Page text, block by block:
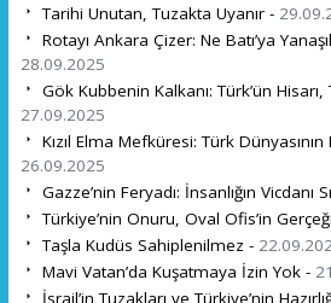
Tarihi Unutan, Tuzakta Uyanır -
Rotayı Ankara Çizer: Ne Batı’ya
28.09.2025
Gök Kubbenin Kalkanı: Türk’ün Hisarı,
27.09.2025
Kızıl Elma Mefküresi: Türk Dünyasının
26.09.2025
Gazze’nin Feryadı: İnsanlığın Vicdanı
Türkiye’nin Onuru, Oval Ofis’in
Taşla Kudüs Sahiplenilmez -
Mavi Vatan’da Kuşatmaya İzin Yok -
İsrail’in Tuzakları ve Türkiye’nin